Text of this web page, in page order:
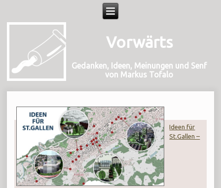
Vorwärts
Gedanken, Ideen, Meinungen und Senf
von Markus Tofalo
Ideen für
St.Gallen –